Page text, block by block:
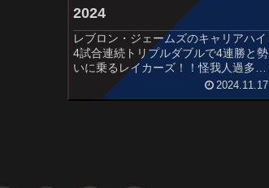
2024
レブロン・ジェームズのキャリアハイ
4試合連続トリプルダブルで4連勝と勢
いに乗るレイカーズ！！怪我人過多で
下位に低迷するペリカンズとの一戦で
す。STARTERSLOS ANGELES
2024.11.17